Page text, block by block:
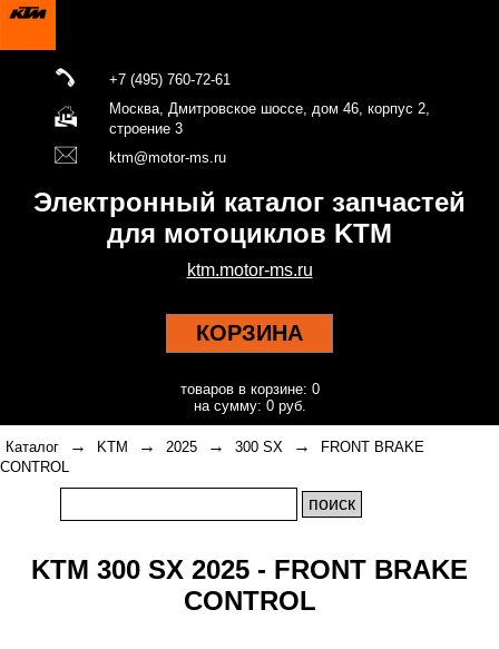
+7 (495) 760-72-61
Москва, Дмитровское шоссе, дом 46, корпус 2,
строение 3
ktm@motor-ms.ru
Электронный каталог запчастей
для мотоциклов KTM
ktm.motor-ms.ru
КОРЗИНА
товаров в корзине: 0
на сумму: 0 руб.
Каталог → KTM → 2025 → 300 SX →
FRONT BRAKE
CONTROL
KTM 300 SX 2025 - FRONT BRAKE
CONTROL